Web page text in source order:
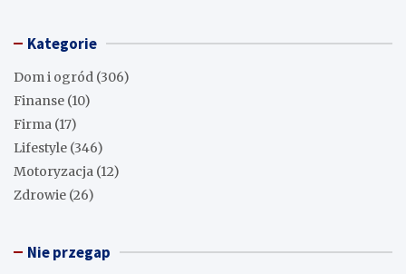
Kategorie
Dom i ogród (306)
Finanse (10)
Firma (17)
Lifestyle (346)
Motoryzacja (12)
Zdrowie (26)
Nie przegap